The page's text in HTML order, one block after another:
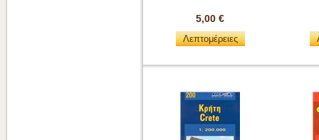
5,00 €
Λεπτομέρειες